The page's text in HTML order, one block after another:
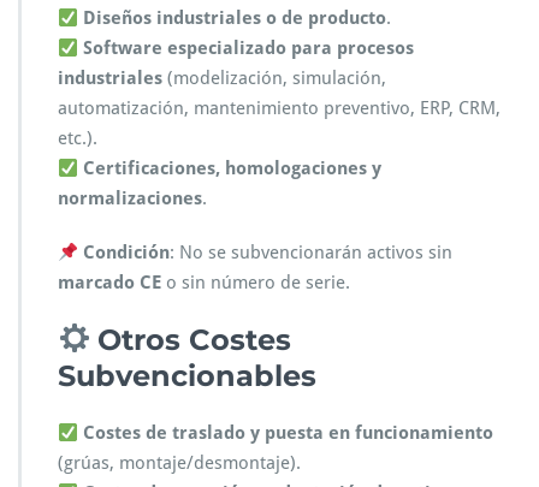
Diseños industriales o de producto.
Software especializado para procesos
industriales (modelización, simulación,
automatización, mantenimiento preventivo, ERP, CRM,
etc.).
Certificaciones, homologaciones y
normalizaciones.
Condición: No se subvencionarán activos sin
marcado CE o sin número de serie.
Otros Costes
Subvencionables
Costes de traslado y puesta en funcionamiento
(grúas, montaje/desmontaje).